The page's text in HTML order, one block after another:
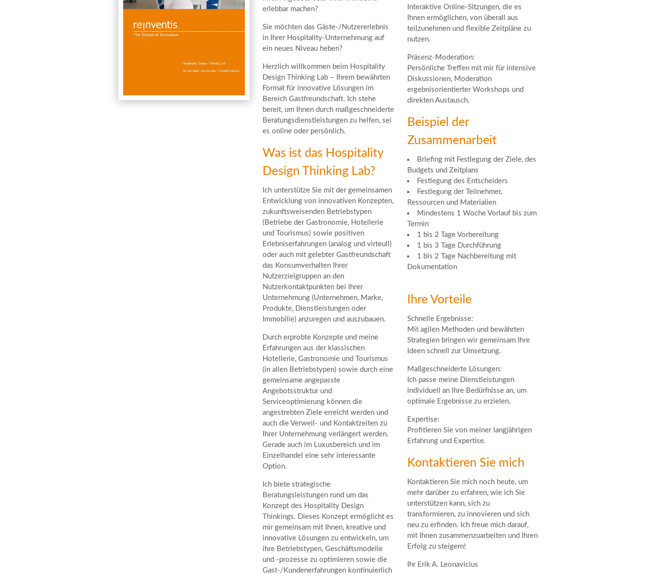
erlebbar machen?
Sie möchten das Gäste-/Nutzererlebnis
in Ihrer Hospitality-Unternehmung auf
ein neues Niveau heben?
Herzlich willkommen beim Hospitality
Design Thinking Lab – Ihrem bewährten
Format für innovative Lösungen im
Bereich Gastfreundschaft. Ich stehe
bereit, um Ihnen durch maßgeschneiderte
Beratungsdienstleistungen zu helfen, sei
es online oder persönlich.
Was ist das Hospitality
Design Thinking Lab?
Ich unterstütze Sie mit der gemeinsamen
Entwicklung von innovativen Konzepten,
zukunftsweisenden Betriebstypen
(Betriebe der Gastronomie, Hotellerie
und Tourismus) sowie positiven
Erlebniserfahrungen (analog und virteull)
oder auch mit gelebter Gastfreundschaft
das Konsumverhalten Ihrer
Nutzerzielgruppen an den
Nutzerkontaktpunkten bei Ihrer
Unternehmung (Unternehmen, Marke,
Produkte, Dienstleistungen oder
Immobilie) anzuregen und auszubauen.
Durch erprobte Konzepte und meine
Erfahrungen aus der klassischen
Hotellerie, Gastronomie und Tourismus
(in allen Betriebstypen) sowie durch eine
gemeinsame angepasste
Angebotsstruktur und
Serviceoptimierung können die
angestrebten Ziele erreicht werden und
auch die Verweil- und Kontaktzeiten zu
Ihrer Unternehmung verlängert werden.
Gerade auch im Luxusbereich und im
Einzelhandel eine sehr interessante
Option.
Ich biete strategische
Beratungsleistungen rund um das
Konzept des Hospitality Design
Thinkings. Dieses Konzept ermöglicht es
mir gemeinsam mit Ihnen, kreative und
innovative Lösungen zu entwickeln, um
ihre Betriebstypen, Geschäftsmodelle
und -prozesse zu optimieren sowie die
Gast-/Kundenerfahrungen kontinuierlich
Interaktive Online-Sitzungen, die es
Ihnen ermöglichen, von überall aus
teilzunehmen und flexible Zeitpläne zu
nutzen.
Präsenz-Moderation:
Persönliche Treffen mit mir für intensive
Diskussionen, Moderation
ergebnisorientierter Workshops und
direkten Austausch.
Beispiel der
Zusammenarbeit
Briefing mit Festlegung der Ziele, des
Budgets und Zeitplans
Festlegung des Entscheiders
Festlegung der Teilnehmer,
Ressourcen und Materialien
Mindestens 1 Woche Vorlauf bis zum
Termin
1 bis 2 Tage Vorbereitung
1 bis 3 Tage Durchführung
1 bis 2 Tage Nachbereitung mit
Dokumentation
Ihre Vorteile
Schnelle Ergebnisse:
Mit agilen Methoden und bewährten
Strategien bringen wir gemeinsam Ihre
Ideen schnell zur Umsetzung.
Maßgeschneiderte Lösungen:
Ich passe meine Dienstleistungen
individuell an Ihre Bedürfnisse an, um
optimale Ergebnisse zu erzielen.
Expertise:
Profitieren Sie von meiner langjährigen
Erfahrung und Expertise.
Kontaktieren Sie mich
Kontaktieren Sie mich noch heute, um
mehr darüber zu erfahren, wie ich Sie
unterstützen kann, sich zu
transformieren, zu innovieren und sich
neu zu erfinden. Ich freue mich darauf,
mit Ihnen zusammenzuarbeiten und Ihren
Erfolg zu steigern!
Ihr Erik A. Leonavicius